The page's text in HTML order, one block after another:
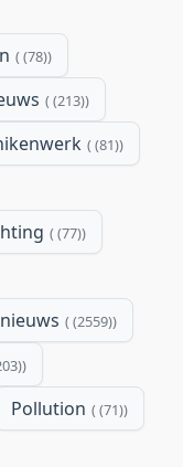
(78)
(213)
(81)
(77)
(2559)
Pollution (71)